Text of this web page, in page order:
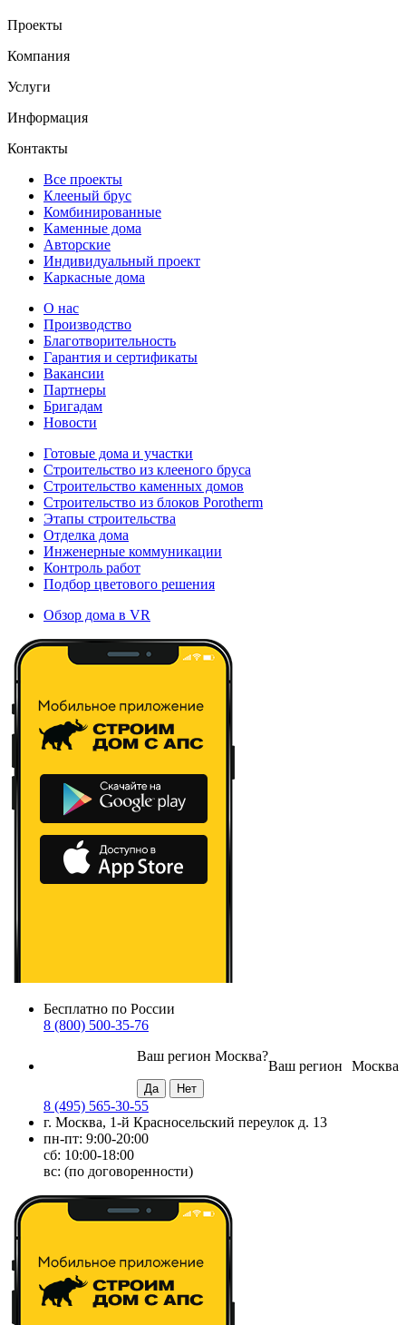
Проекты
Компания
Услуги
Информация
Контакты
Все проекты
Клееный брус
Комбинированные
Каменные дома
Авторские
Индивидуальный проект
Каркасные дома
О нас
Производство
Благотворительность
Гарантия и сертификаты
Вакансии
Партнеры
Бригадам
Новости
Готовые дома и участки
Строительство из клееного бруса
Строительство каменных домов
Строительство из блоков Porotherm
Этапы строительства
Отделка дома
Инженерные коммуникации
Контроль работ
Подбор цветового решения
Обзор дома в VR
Бесплатно по России
8 (800) 500-35-76
Москва
Ваш регион
Ваш регион Москва?
8 (495) 565-30-55
г. Москва, 1-й Красносельский переулок д. 13
пн-пт: 9:00-20:00
сб: 10:00-18:00
вс: (по договоренности)